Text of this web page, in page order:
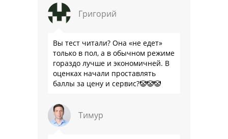
подвеска едет ровно и приятно …
Григорий
Вы тест читали? Она «не едет»
только в пол, а в обычном режиме
гораздо лучше и экономичней. В
оценках начали проставлять
баллы за цену и сервис?🤡🤡🤡
Тимур